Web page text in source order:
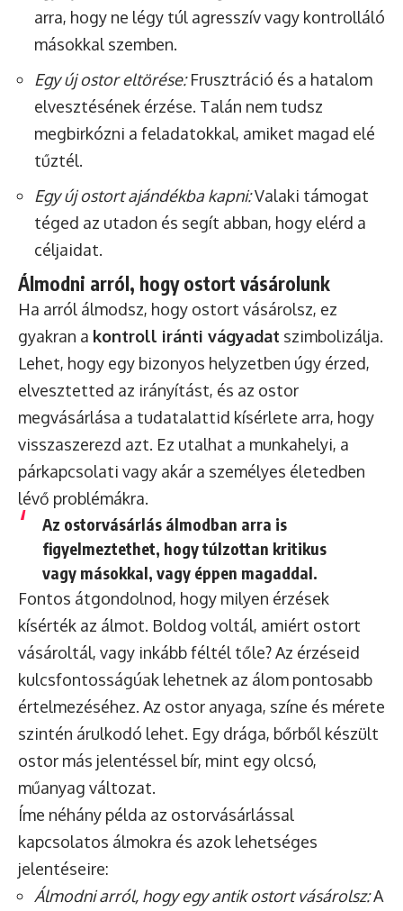
arra, hogy ne légy túl agresszív vagy kontrolláló
másokkal szemben.
Egy új ostor eltörése:Frusztráció és a hatalom
elvesztésének érzése. Talán nem tudsz
megbirkózni a feladatokkal, amiket magad elé
tűztél.
Egy új ostort ajándékba kapni:Valaki támogat
téged az utadon és segít abban, hogy elérd a
céljaidat.
Álmodni arról, hogy ostort vásárolunk
Ha arról álmodsz, hogy ostort vásárolsz, ez
gyakran a kontroll iránti vágyadat szimbolizálja.
Lehet, hogy egy bizonyos helyzetben úgy érzed,
elvesztetted az irányítást, és az ostor
megvásárlása a tudatalattid kísérlete arra, hogy
visszaszerezd azt. Ez utalhat a munkahelyi, a
párkapcsolati vagy akár a személyes életedben
lévő problémákra.
Az ostorvásárlás álmodban arra is
figyelmeztethet, hogy túlzottan kritikus
vagy másokkal, vagy éppen magaddal.
Fontos átgondolnod, hogy milyen érzések
kísérték az álmot. Boldog voltál, amiért ostort
vásároltál, vagy inkább féltél tőle? Az érzéseid
kulcsfontosságúak lehetnek az álom pontosabb
értelmezéséhez. Az ostor anyaga, színe és mérete
szintén árulkodó lehet. Egy drága, bőrből készült
ostor más jelentéssel bír, mint egy olcsó,
műanyag változat.
Íme néhány példa az ostorvásárlással
kapcsolatos álmokra és azok lehetséges
jelentéseire:
Álmodni arról, hogy egy antik ostort vásárolsz:A